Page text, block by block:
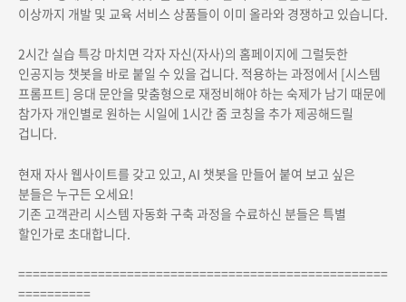
이상까지 개발 및 교육 서비스 상품들이 이미 올라와 경쟁하고 있습니다.
2시간 실습 특강 마치면 각자 자신(자사)의 홈페이지에 그럴듯한
인공지능 챗봇을 바로 붙일 수 있을 겁니다. 적용하는 과정에서 [시스템
프롬프트] 응대 문안을 맞춤형으로 재정비해야 하는 숙제가 남기 때문에
참가자 개인별로 원하는 시일에 1시간 줌 코칭을 추가 제공해드릴
겁니다.
현재 자사 웹사이트를 갖고 있고, AI 챗봇을 만들어 붙여 보고 싶은
분들은 누구든 오세요!
기존 고객관리 시스템 자동화 구축 과정을 수료하신 분들은 특별
할인가로 초대합니다.
===================================================
==========